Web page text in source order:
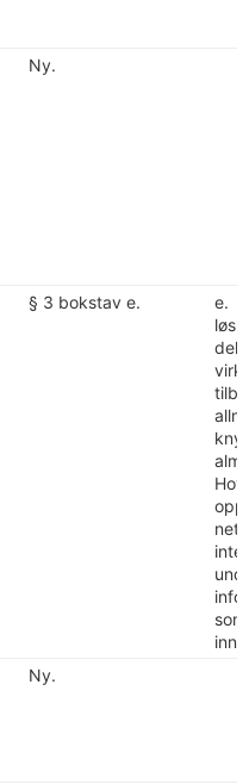
Ny.
§ 3 bokstav e.
e.
del
Ny.